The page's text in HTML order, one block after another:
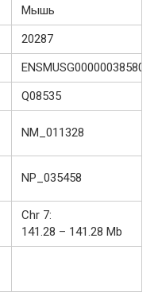
Мышь
20287
ENSMUSG00000038580
Q08535
NM_011328
NP_035458
Chr 7:
141.28 – 141.28 Mb